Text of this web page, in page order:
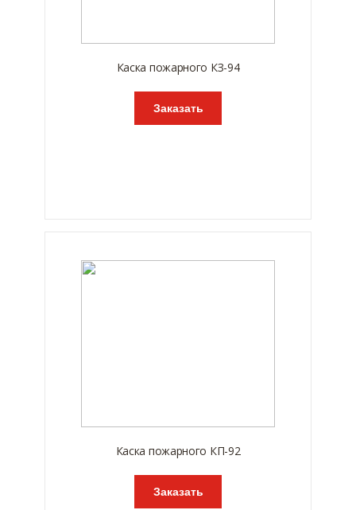
Каска пожарного КЗ-94
Заказать
Каска пожарного КП-92
Заказать